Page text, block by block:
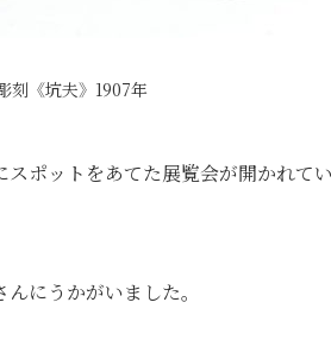
刻《坑夫》1907年
ポットをあてた展覧会が開かれて
にうかがいました。